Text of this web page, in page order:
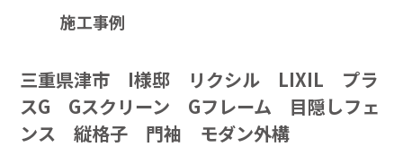
施工事例
三重県津市 I様邸 リクシル LIXIL プラ
スG Gスクリーン Gフレーム 目隠しフェ
ンス 縦格子 門袖 モダン外構